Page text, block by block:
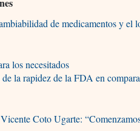
de medicamentos y el
los necesitados
la rapidez de la FDA en
Coto Ugarte: